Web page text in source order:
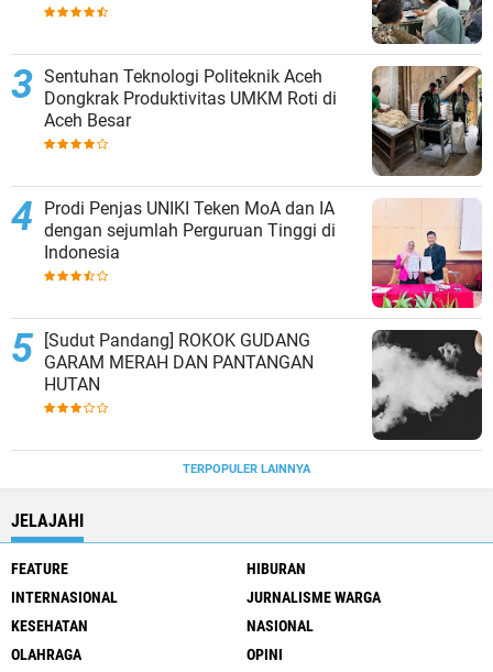
Sentuhan Teknologi Politeknik Aceh
Dongkrak Produktivitas UMKM Roti di
Aceh Besar
Prodi Penjas UNIKI Teken MoA dan IA
dengan sejumlah Perguruan Tinggi di
Indonesia
[Sudut Pandang] ROKOK GUDANG
GARAM MERAH DAN PANTANGAN
HUTAN
TERPOPULER LAINNYA
JELAJAHI
FEATURE
HIBURAN
INTERNASIONAL
JURNALISME WARGA
KESEHATAN
NASIONAL
OLAHRAGA
OPINI